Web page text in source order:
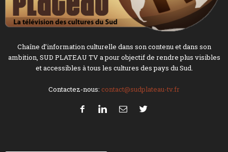
Chaîne d’information culturelle dans son contenu et dans son
ambition, SUD PLATEAU TV a pour objectif de rendre plus visibles
et accessibles à tous les cultures des pays du Sud.
Contactez-nous: contact@sudplateau-tv.fr